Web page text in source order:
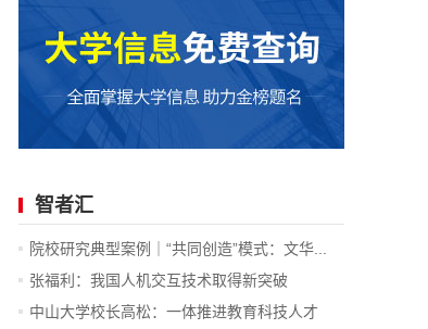
智者汇
院校研究典型案例｜“共同创造”模式：文华...
张福利：我国人机交互技术取得新突破
中山大学校长高松：一体推进教育科技人才